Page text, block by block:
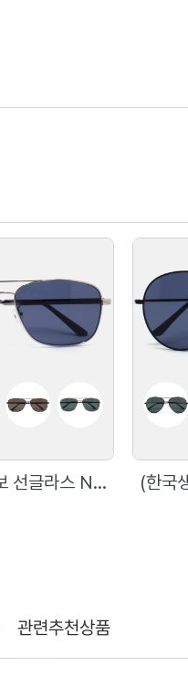
(한국생산) 노보 선글라스 N5004 60사이즈 메탈 사각 선글라스
관련추천상품